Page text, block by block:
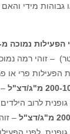
גבוהות מידי
נמוכה מ-100 מ"ג/
– זוהי רמה
הפעילות פרי או
–
לרוב הילדים
–